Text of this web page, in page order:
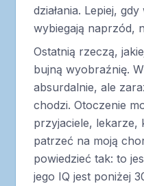
działania. Lepiej,
wybiegają naprzód,
Ostatnią rzeczą,
bujną wyobraźnię.
absurdalnie, ale
chodzi. Otoczenie
przyjaciele, lekarze,
patrzeć na moją
powiedzieć tak: to
jego IQ jest poniżej